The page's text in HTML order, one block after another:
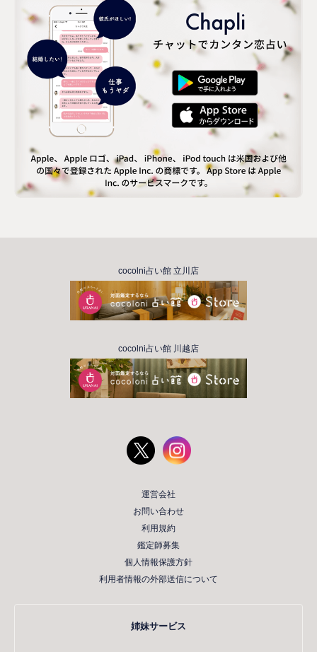
cocolni占い館 立川店
cocolni占い館 川越店
運営会社
お問い合わせ
利用規約
鑑定師募集
個人情報保護方針
利用者情報の外部送信について
姉妹サービス